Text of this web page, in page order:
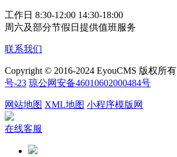
工作日 8:30-12:00 14:30-18:00
周六及部分节假日提供值班服务
联系我们
Copyright © 2016-2024 EyouCMS 版权所有
号-23 琼公网安备46010602000484号
网站地图 XML地图 小程序模版网
在线客服